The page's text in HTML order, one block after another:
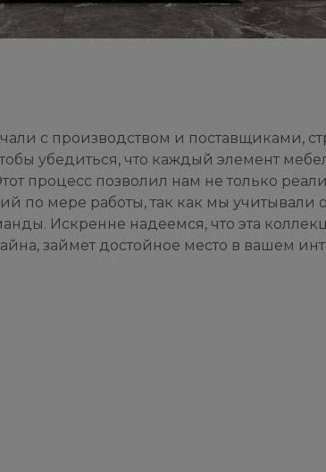
с производством и поставщиками,
убедиться, что каждый элемент
процесс позволил нам не только
по мере работы, так как мы учитывали
Искренне надеемся, что эта
займет достойное место в вашем